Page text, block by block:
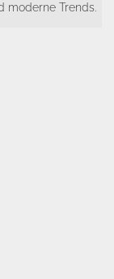
moderne Trends.